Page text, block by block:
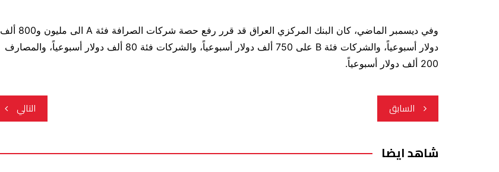
وفي ديسمبر الماضي، كان البنك المركزي العراق قد قرر رفع حصة شركات الصرافة فئة A الى مليون و800 ألف
دولار أسبوعياً، والشركات فئة B على 750 ألف دولار أسبوعياً، والشركات فئة 80 ألف دولار أسبوعياً، والمصارف
200 ألف دولار أسبوعياً.
تصفّح
المقالات
السابق التالي
شاهد ايضا